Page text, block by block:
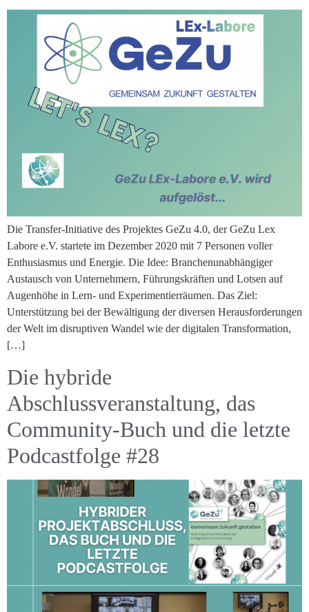
Die Transfer-Initiative des Projektes GeZu 4.0, der GeZu Lex
Labore e.V. startete im Dezember 2020 mit 7 Personen voller
Enthusiasmus und Energie. Die Idee: Branchenunabhängiger
Austausch von Unternehmern, Führungskräften und Lotsen auf
Augenhöhe in Lern- und Experimentierräumen. Das Ziel:
Unterstützung bei der Bewältigung der diversen Herausforderungen
der Welt im disruptiven Wandel wie der digitalen Transformation,
[…]
Die hybride
Abschlussveranstaltung, das
Community-Buch und die letzte
Podcastfolge #28